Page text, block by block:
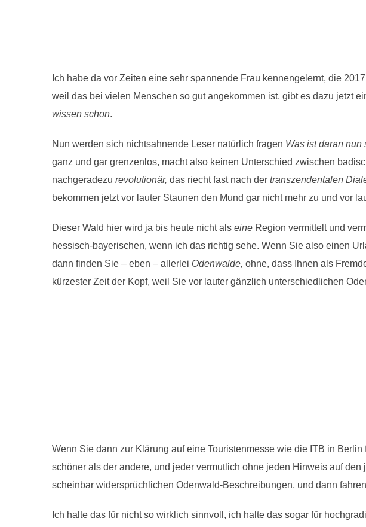
Ich habe da vor Zeiten eine sehr spannende Frau kennengelernt, die
weil das bei vielen Menschen so gut angekommen ist, gibt es dazu jetzt
wissen schon.
Nun werden sich nichtsahnende Leser natürlich fragen Was ist daran nun
ganz und gar grenzenlos, macht also keinen Unterschied zwischen
nachgeradezu revolutionär, das riecht fast nach der transzendentalen
bekommen jetzt vor lauter Staunen den Mund gar nicht mehr zu und vor
Dieser Wald hier wird ja bis heute nicht als eine Region vermittelt und
hessisch-bayerischen, wenn ich das richtig sehe. Wenn Sie also einen
dann finden Sie – eben – allerlei Odenwalde, ohne, dass Ihnen als
kürzester Zeit der Kopf, weil Sie vor lauter gänzlich unterschiedlichen
Wenn Sie dann zur Klärung auf eine Touristenmesse wie die ITB in
schöner als der andere, und jeder vermutlich ohne jeden Hinweis auf den
scheinbar widersprüchlichen Odenwald-Beschreibungen, und dann
Ich halte das für nicht so wirklich sinnvoll, ich halte das sogar für